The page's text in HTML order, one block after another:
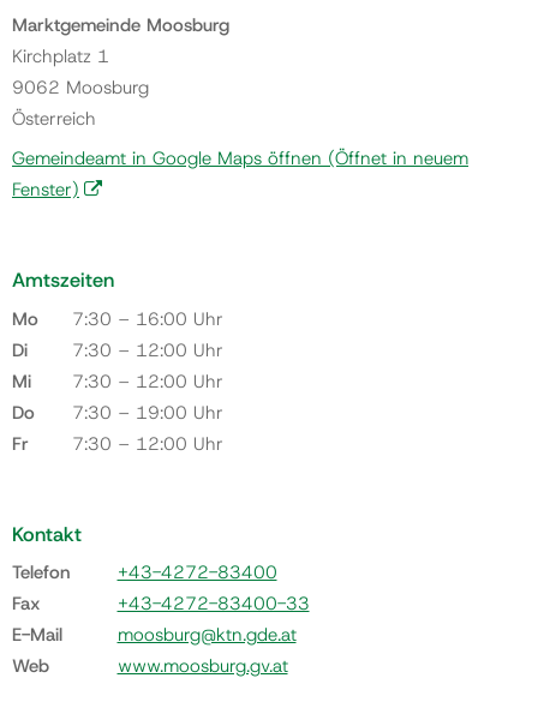
Marktgemeinde Moosburg
Kirchplatz 1
9062 Moosburg
Österreich
Gemeindeamt in Google Maps öffnen (Öffnet in neuem
Fenster)
Amtszeiten
Mo
7:30 – 16:00 Uhr
Di
7:30 – 12:00 Uhr
Mi
7:30 – 12:00 Uhr
Do
7:30 – 19:00 Uhr
Fr
7:30 – 12:00 Uhr
Kontakt
Telefon
+43-4272-83400
Fax
+43-4272-83400-33
E-Mail
moosburg@ktn.gde.at
Web
www.moosburg.gv.at